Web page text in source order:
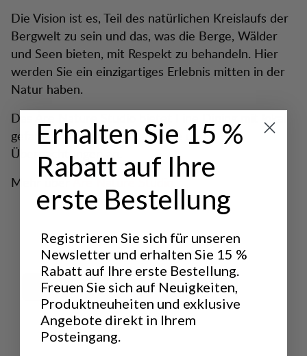
Die Vision ist es, Teil des natürlichen Kreislaufs der
Bergwelt zu sein und das, was die Berge, Wälder
und Seen bieten, mit Respekt zu behandeln. Hier
werden Sie ein einzigartiges Erlebnis mitten in der
Natur haben.
Das Åre Nature Studio bietet Fine Dining mit lokal
gefangenen Zutaten, Jagdkurse und
Übernachtungen an.
Mehr überAre Nature Studio
Erhalten Sie 15 %
Rabatt auf Ihre
erste Bestellung
Registrieren Sie sich für unseren
Newsletter und erhalten Sie 15 %
Rabatt auf Ihre erste Bestellung.
Freuen Sie sich auf Neuigkeiten,
Produktneuheiten und exklusive
Angebote direkt in Ihrem
Posteingang.